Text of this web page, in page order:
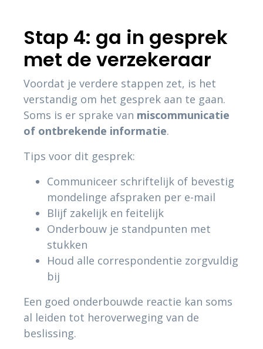
Stap 4: ga in gesprek
met de verzekeraar
Voordat je verdere stappen zet, is het
verstandig om het gesprek aan te gaan.
Soms is er sprake van miscommunicatie
of ontbrekende informatie.
Tips voor dit gesprek:
Communiceer schriftelijk of bevestig
mondelinge afspraken per e-mail
Blijf zakelijk en feitelijk
Onderbouw je standpunten met
stukken
Houd alle correspondentie zorgvuldig
bij
Een goed onderbouwde reactie kan soms
al leiden tot heroverweging van de
beslissing.